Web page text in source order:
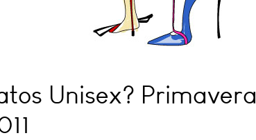
Unisex? Primavera